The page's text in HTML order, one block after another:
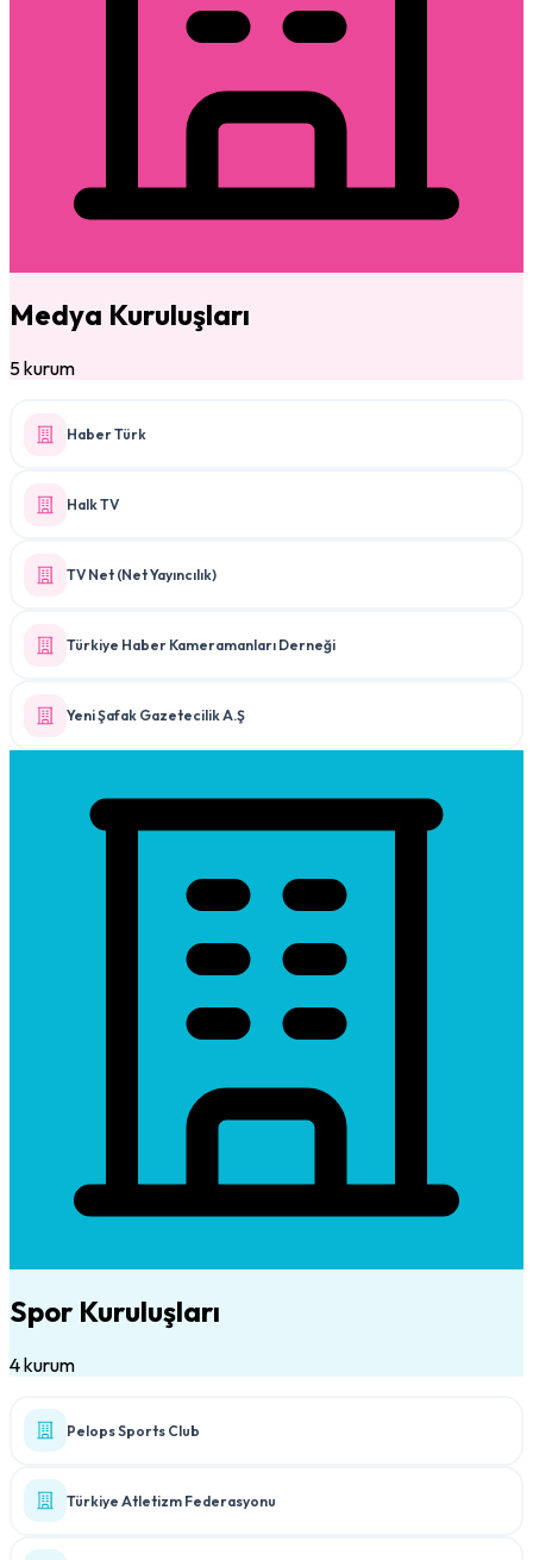
Medya Kuruluşları
5 kurum
Haber Türk
Halk TV
TV Net (Net Yayıncılık)
Türkiye Haber Kameramanları Derneği
Yeni Şafak Gazetecilik A.Ş
Spor Kuruluşları
4 kurum
Pelops Sports Club
Türkiye Atletizm Federasyonu